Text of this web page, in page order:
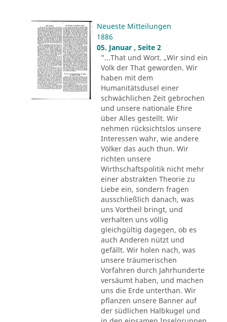
Neueste Mitteilungen
1886
05. Januar , Seite 2
"...That und Wort. „Wir sind ein
Volk der That geworden. Wir
haben mit dem
Humanitätsdusel einer
schwächlichen Zeit gebrochen
und unsere nationale Ehre
über Alles gestellt. Wir
nehmen rücksichtslos unsere
Interessen wahr, wie andere
Völker das auch thun. Wir
richten unsere
Wirthschaftspolitik nicht mehr
einer abstrakten Theorie zu
Liebe ein, sondern fragen
ausschließlich danach, was
uns Vortheil bringt, und
verhalten uns völlig
gleichgültig dagegen, ob es
auch Anderen nützt und
gefällt. Wir holen nach, was
unsere träumerischen
Vorfahren durch Jahrhunderte
versäumt haben, und machen
uns die Erde unterthan. Wir
pflanzen unsere Banner auf
der südlichen Halbkugel und